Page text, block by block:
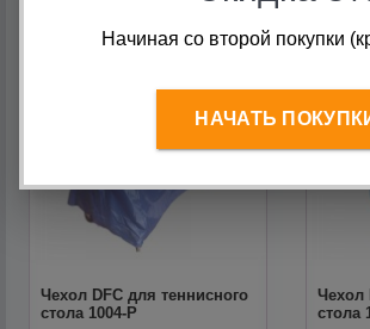
Чехол DFC для теннисного
стола 1004-P
Чехол
стола
Начиная со второй покупки
НАЧАТЬ